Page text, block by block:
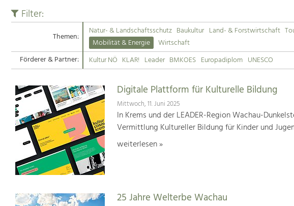
Filter:
Themen: Natur- & Landschaftsschutz Baukultur Land- & Forstwirtschaft
Mobilität & Energie
Wirtschaft
Förderer & Partner:
Kultur NÖ KLAR! Leader BMKOES Europadiplom UNESCO
Digitale Plattform für Kulturelle Bildung
Mittwoch, 11. Juni 2025
In Krems und der LEADER-Region Wachau-
Vermittlung Kultureller Bildung für Kinder und
weiterlesen »
25 Jahre Welterbe Wachau